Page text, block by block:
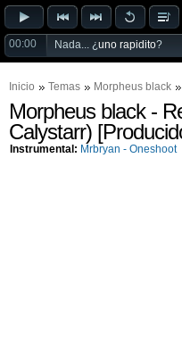
00:00 Nada... ¿uno rapidito?
Inicio Temas Morpheus black
Morpheus black -
Calystarr)
Instrumental: Mrbryan - Oneshoot